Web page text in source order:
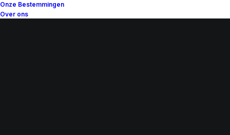
Onze Bestemmingen
Over ons